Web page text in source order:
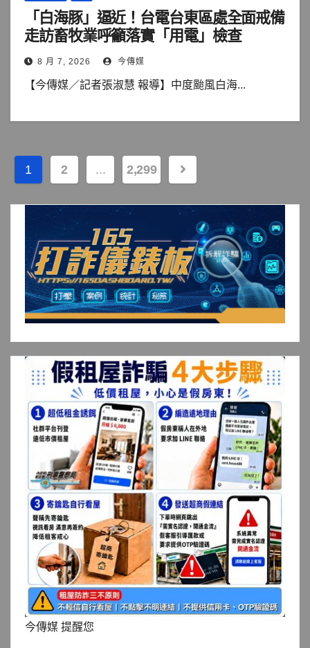
「白海豚」逼近！台電台東區處全面戒備
走訪畜牧業呼籲落實「用電」檢查
8 月 7, 2026 今傳媒
【今傳媒／記者張淑慧 報導】中度颱風白海...
文
章
頁
1 2 ... 2,299
今傳媒 提醒您